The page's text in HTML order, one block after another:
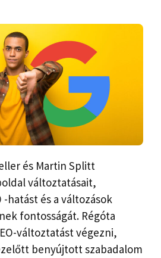
és Martin Splitt
változtatásait,
-hatást és a változások
fontosságát. Régóta
változtatást végezni,
benyújtott szabadalom